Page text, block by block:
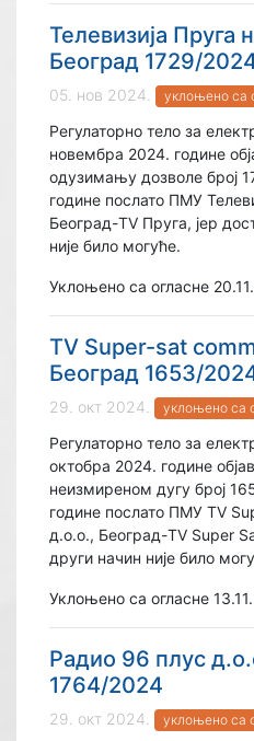
Телевизија Пруга
Београд 1729/
05. нов 2024. уклоњено са
Регулаторно тело за
новембра 2024. године
одузимању дозволе број
године послато ПМУ
Београд-TV Пруга, јер
није било могуће.
Уклоњено са огласне
TV Super-sat
Београд 1653/
29. окт 2024. уклоњено са
Регулаторно тело за
октобра 2024. године
неизмиреном дугу број
године послато ПМУ TV
д.о.о., Београд-TV Super
други начин није било
Уклоњено са огласне
Радио 96 плус
1764/2024
29. окт 2024. уклоњено са